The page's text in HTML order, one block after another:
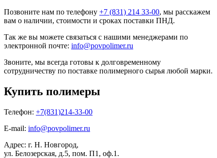
Позвоните нам по телефону +7 (831) 214 33-00, мы расскажем
вам о наличии, стоимости и сроках поставки ПНД.
Так же вы можете связаться с нашими менеджерами по
электронной почте: info@povpolimer.ru
Звоните, мы всегда готовы к долговременному
сотрудничеству по поставке полимерного сырья любой марки.
Купить полимеры
Телефон: +7(831)214-33-00
E-mail: info@povpolimer.ru
Адрес: г. Н. Новгород,
ул. Белозерская, д.5, пом. П1, оф.1.